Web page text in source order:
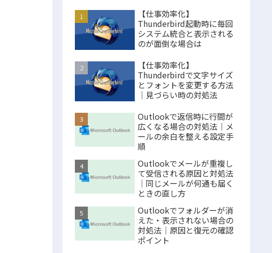
【仕事効率化】
Thunderbird起動時に毎回
システム統合と表示される
のが面倒な場合は
【仕事効率化】
Thunderbirdで文字サイズ
とフォントを変更する方法
｜見づらい時の対処法
Outlookで返信時に行間が
広くなる場合の対処法｜メ
ールの余白を整える設定手
順
Outlookでメールが重複し
て受信される原因と対処法
｜同じメールが何通も届く
ときの直し方
Outlookでフォルダーが消
えた・表示されない場合の
対処法｜原因と復元の確認
ポイント